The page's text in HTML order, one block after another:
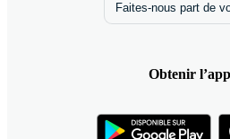
Faites-nous part de
Obtenir